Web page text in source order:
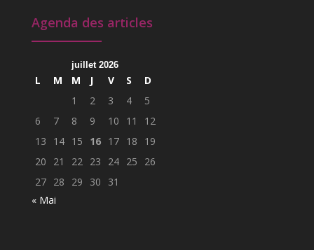
Agenda des articles
juillet 2026
L M M J V S
D
1
2 3 4
5
6
7 8 9 10 11
12
13
14 15 16 17 18
19
20
21 22 23 24 25
26
27 28 29 30
31
« Mai